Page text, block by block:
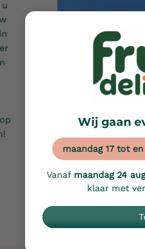
Wij gaan
maandag 17 tot
Vanaf maandag 24
klaar met